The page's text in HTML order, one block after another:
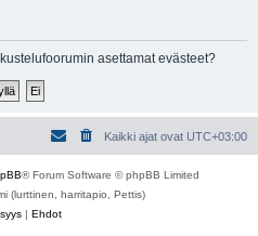
asettamat evästeet?
Kaikki ajat ovat UTC+03:00
® Forum Software © phpBB Limited
(lurttinen, harritapio, Pettis)
| Ehdot